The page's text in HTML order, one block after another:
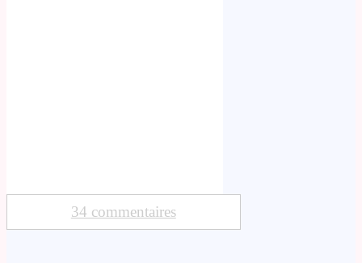
34 commentaires